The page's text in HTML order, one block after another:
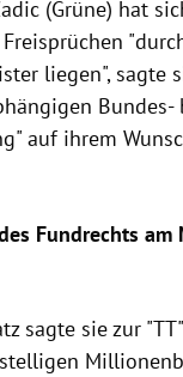
(Grüne) hat
liegen", sagte
auf ihrem
Fundrechts
sagte sie zur